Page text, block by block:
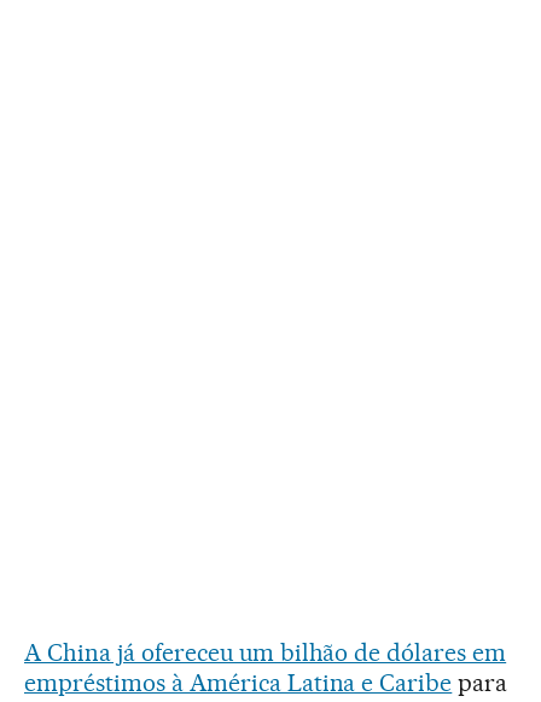
A China já ofereceu um bilhão de dólares em
empréstimos à América Latina e Caribe para